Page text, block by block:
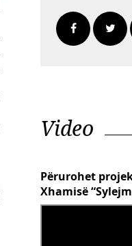
Video
Përurohet
Xhamisë